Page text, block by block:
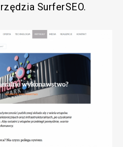
SurferSEO.